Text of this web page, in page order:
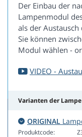
Der Einbau der
Lampenmodul
als der
Sie können
Modul wählen -
VIDEO -
Varianten der
ORIGINAL
Produktcode: